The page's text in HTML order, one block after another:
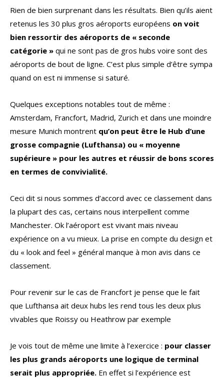
Rien de bien surprenant dans les résultats. Bien qu’ils aient
retenus les 30 plus gros aéroports européens on voit
bien ressortir des aéroports de « seconde
catégorie » qui ne sont pas de gros hubs voire sont des
aéroports de bout de ligne. C’est plus simple d’être sympa
quand on est ni immense si saturé.
Quelques exceptions notables tout de même :
Amsterdam, Francfort, Madrid, Zurich et dans une moindre
mesure Munich montrent qu’on peut être le Hub d’une
grosse compagnie (Lufthansa) ou « moyenne
supérieure » pour les autres et réussir de bons scores
en termes de convivialité.
Ceci dit si nous sommes d’accord avec ce classement dans
la plupart des cas, certains nous interpellent comme
Manchester. Ok l’aéroport est vivant mais niveau
expérience on a vu mieux. La prise en compte du design et
du « look and feel » général manque à mon avis dans ce
classement.
Pour revenir sur le cas de Francfort je pense que le fait
que Lufthansa ait deux hubs les rend tous les deux plus
vivables que Roissy ou Heathrow par exemple
Je vois tout de même une limite à l’exercice : pour classer
les plus grands aéroports une logique de terminal
serait plus appropriée. En effet si l’expérience est